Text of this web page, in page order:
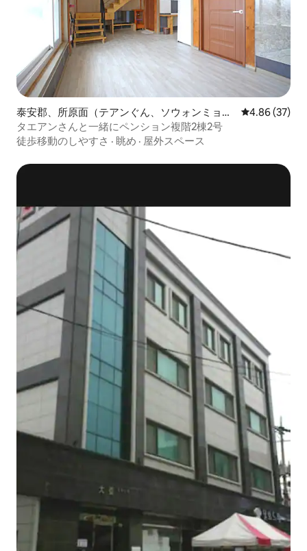
泰安郡、所原面（テアンぐん、ソウォンミョ
ン）のペンション
レビュー37
4.86 (37)
タエアンさんと一緒にペンション複階2棟2号
徒歩移動のしやすさ · 眺め · 屋外スペース